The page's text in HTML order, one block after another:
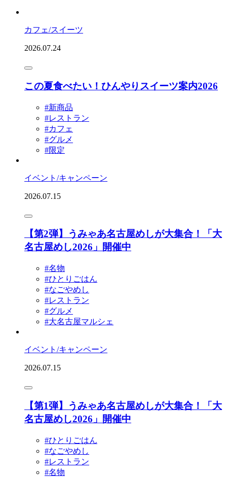
カフェ/スイーツ
2026.07.24
この夏食べたい！ひんやりスイーツ案内2026
#新商品
#レストラン
#カフェ
#グルメ
#限定
イベント/キャンペーン
2026.07.15
【第2弾】うみゃあ名古屋めしが大集合！「大
名古屋めし2026」開催中
#名物
#ひとりごはん
#なごやめし
#レストラン
#グルメ
#大名古屋マルシェ
イベント/キャンペーン
2026.07.15
【第1弾】うみゃあ名古屋めしが大集合！「大
名古屋めし2026」開催中
#ひとりごはん
#なごやめし
#レストラン
#名物